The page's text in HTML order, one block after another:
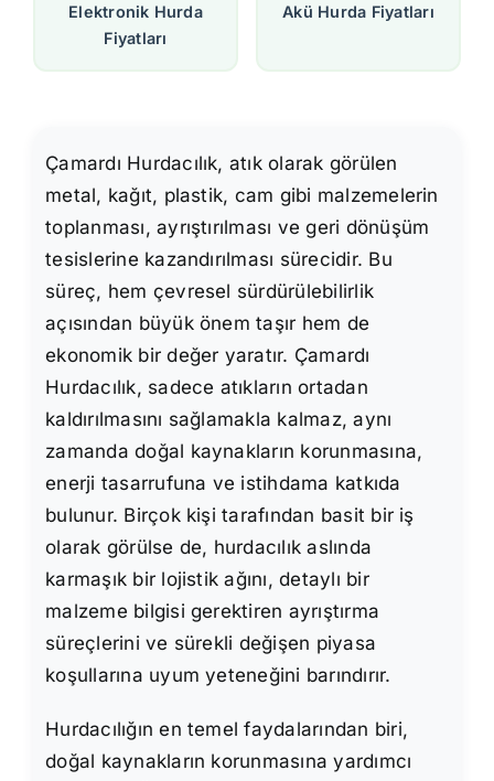
Elektronik Hurda
Fiyatları
Akü Hurda Fiyatları
Çamardı Hurdacılık, atık olarak görülen
metal, kağıt, plastik, cam gibi malzemelerin
toplanması, ayrıştırılması ve geri dönüşüm
tesislerine kazandırılması sürecidir. Bu
süreç, hem çevresel sürdürülebilirlik
açısından büyük önem taşır hem de
ekonomik bir değer yaratır. Çamardı
Hurdacılık, sadece atıkların ortadan
kaldırılmasını sağlamakla kalmaz, aynı
zamanda doğal kaynakların korunmasına,
enerji tasarrufuna ve istihdama katkıda
bulunur. Birçok kişi tarafından basit bir iş
olarak görülse de, hurdacılık aslında
karmaşık bir lojistik ağını, detaylı bir
malzeme bilgisi gerektiren ayrıştırma
süreçlerini ve sürekli değişen piyasa
koşullarına uyum yeteneğini barındırır.
Hurdacılığın en temel faydalarından biri,
doğal kaynakların korunmasına yardımcı